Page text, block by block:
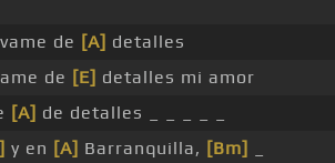
de [A] detalles
de [E] detalles mi amor
[A] de detalles _ _ _ _ _
y en [A] Barranquilla, [Bm]